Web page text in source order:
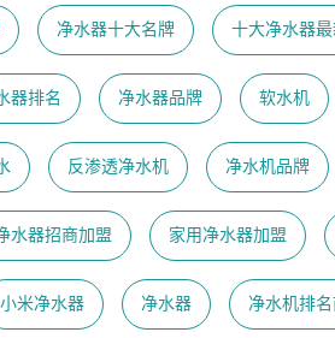
净水器十大名牌 十大净水器最
器排名 净水器品牌 软水机
反渗透净水机 净水机品牌
水器招商加盟 家用净水器加盟
小米净水器 净水器 净水机排名